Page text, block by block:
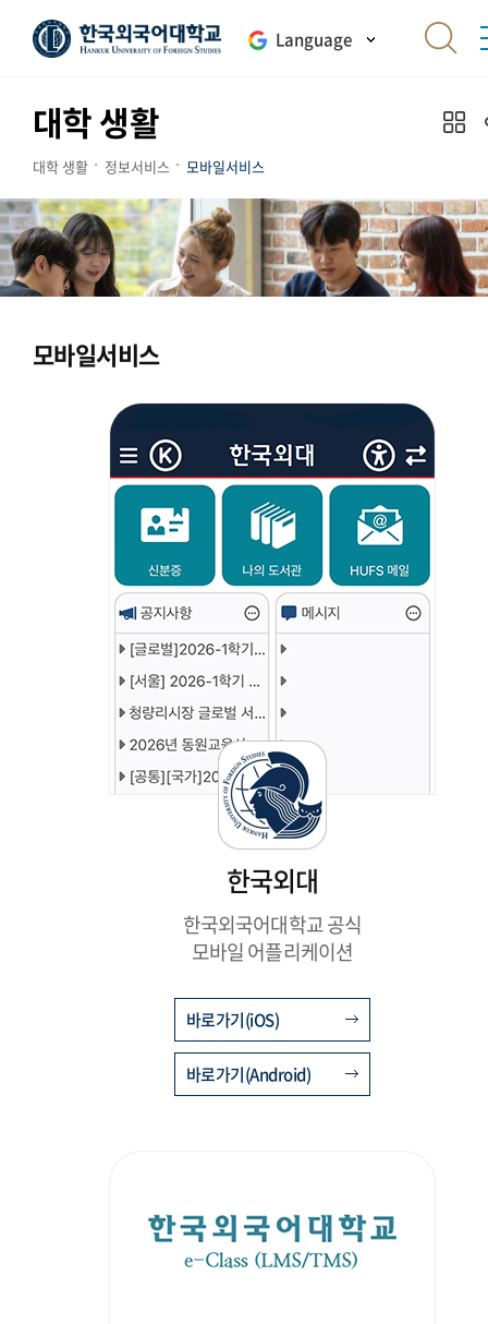
Language
대학 생활
대학 생활 정보서비스 모바일서비스
모바일서비스
한국외대
한국외국어대학교 공식
모바일 어플리케이션
바로가기(iOS)
바로가기(Android)